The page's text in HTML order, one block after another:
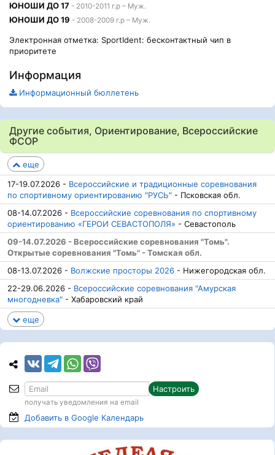
ЮНОШИ ДО 17 - 2010-2011 г.р – Муж.
ЮНОШИ ДО 19 - 2008-2009 г.р – Муж.
Электронная отметка: SportIdent: бесконтактный чип в
приоритете
Информация
Информационный бюллетень
Другие события, Ориентирование, Всероссийские
ФСОР
еще
17-19.07.2026 - Всероссийские и традиционные соревнования
по спортивному ориентированию "РУСЬ" - Псковская обл.
08-14.07.2026 - Всероссийские соревнования по спортивному
ориентированию «ГЕРОИ СЕВАСТОПОЛЯ» - Севастополь
09-14.07.2026 - Всероссийские соревнования "Томь".
Открытые соревнования "Томь" - Томская обл.
08-13.07.2026 - Волжские просторы 2026 - Нижегородская обл.
22-29.06.2026 - Всероссийские соревнования "Амурская
многодневка" - Хабаровский край
еще
Настроить
получать уведомления на email
Добавить в Google Календарь